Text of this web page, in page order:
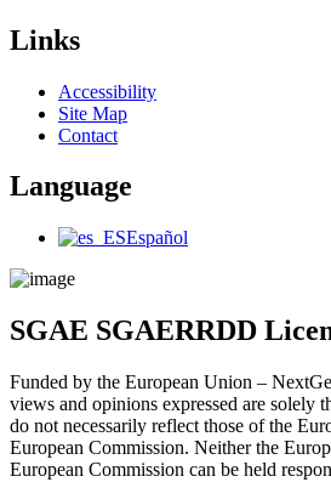
Links
Main
Menu
Accessibility
Site Map
Contact
Language
Main
Español
SGAE SGAERRDD
Funded by the European Union –
views and opinions expressed are solely
do not necessarily reflect those of the
European Commission. Neither the
European Commission can be held